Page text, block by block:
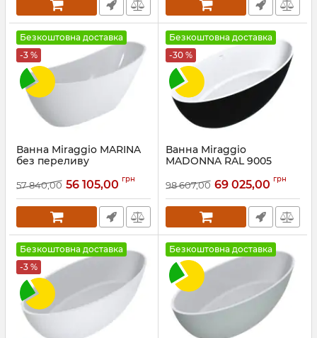
Безкоштовна доставка
-3 %
Ванна Miraggio MARINA
без переливу
57 840,00 56 105,00 грн
Безкоштовна доставка
-30 %
Ванна Miraggio
MADONNA RAL 9005
Артикул:0000975
98 607,00 69 025,00 грн
Безкоштовна доставка
-3 %
Безкоштовна доставка